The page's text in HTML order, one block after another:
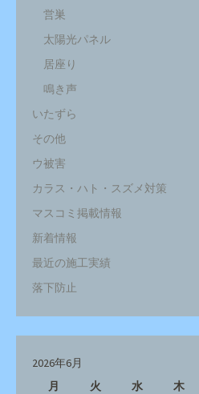
営巣
太陽光パネル
居座り
鳴き声
いたずら
その他
ウ被害
カラス・ハト・スズメ対策
マスコミ掲載情報
新着情報
最近の施工実績
落下防止
2026年6月
月
火 水 木